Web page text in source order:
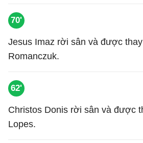
70'
Jesus Imaz rời sân và được
Romanczuk.
62'
Christos Donis rời sân và được
Lopes.